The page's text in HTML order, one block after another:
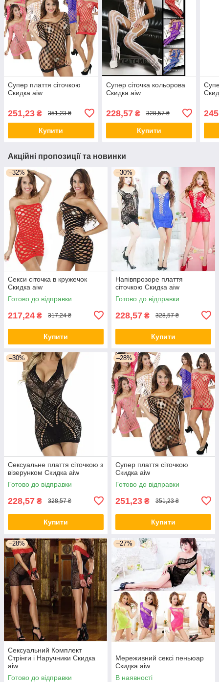
Супер плаття сіточкою
Скидка aiw
251,23 ₴ 351,23 ₴
Купити
Супер сіточка кольорова
Скидка aiw
228,57₴ 328,57 ₴
Купити
Акційні пропозиції та новинки
–32%
Секси сіточка в кружечок
Скидка aiw
Готово до відправки
217,24 ₴ 317,24 ₴
Купити
–30%
Напівпрозоре плаття
сіточкою Скидка aiw
Готово до відправки
228,57 ₴ 328,57 ₴
Купити
–30%
Сексуальне плаття сіточкою з
візерунком Скидка aiw
Готово до відправки
228,57 ₴ 328,57 ₴
Купити
–28%
Супер плаття сіточкою
Скидка aiw
Готово до відправки
251,23 ₴ 351,23 ₴
Купити
–28%
Сексуальний Комплект
Стрінги і Наручники Скидка
aiw
Готово до відправки
–27%
Мереживний сексі пеньюар
Скидка aiw
В наявності